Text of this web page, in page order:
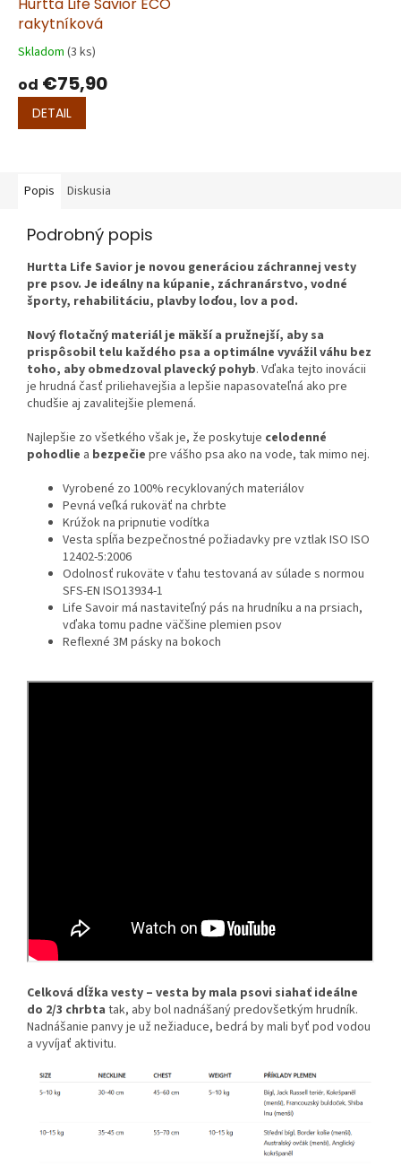
D
A
M
O
rakytníková
Skladom (3 ks)
od €75,90
DETAIL
Popis Diskusia
Podrobný popis
Hurtta Life Savior je novou generáciou záchrannej vesty
pre psov. Je ideálny na kúpanie, záchranárstvo, vodné
športy, rehabilitáciu, plavby loďou, lov a pod.
Nový flotačný materiál je mäkší a pružnejší, aby sa
prispôsobil telu každého psa a optimálne vyvážil váhu bez
toho, aby obmedzoval plavecký pohyb. Vďaka tejto inovácii
je hrudná časť priliehavejšia a lepšie napasovateľná ako pre
chudšie aj zavalitejšie plemená.
Najlepšie zo všetkého však je, že poskytuje celodenné
pohodlie a bezpečie pre vášho psa ako na vode, tak mimo nej.
Vyrobené zo 100% recyklovaných materiálov
Pevná veľká rukoväť na chrbte
Krúžok na pripnutie vodítka
Vesta spĺňa bezpečnostné požiadavky pre vztlak ISO ISO
12402-5:2006
Odolnosť rukoväte v ťahu testovaná av súlade s normou
SFS-EN ISO13934-1
Life Savoir má nastaviteľný pás na hrudníku a na prsiach,
vďaka tomu padne väčšine plemien psov
Reflexné 3M pásky na bokoch
Celková dĺžka vesty – vesta by mala psovi siahať ideálne
do 2/3 chrbta tak, aby bol nadnášaný predovšetkým hrudník.
Nadnášanie panvy je už nežiaduce, bedrá by mali byť pod vodou
a vyvíjať aktivitu.